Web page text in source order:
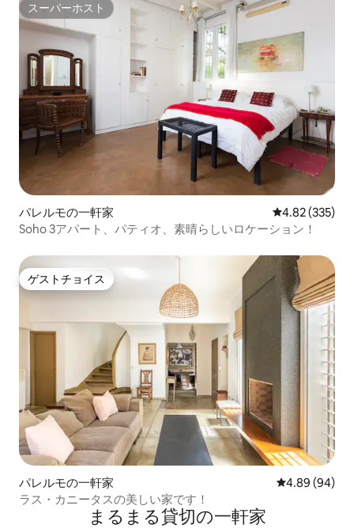
スーパーホスト
スーパーホスト
パレルモの一軒家 レビュー335
4.82 (335)
Soho 3アパート、パティオ、素晴らしいロケーション！
ゲストチョイス
ゲストチョイス
パレルモの一軒家 レビュー94件
4.89 (94)
ラス・カニータスの美しい家です！
まるまる貸切の一軒家